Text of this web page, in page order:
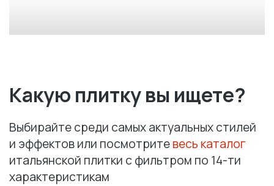
TAGINA ONICE
Какую плитку вы ищете?
Выбирайте среди самых актуальных стилей
и эффектов или посмотритевесь каталог
итальянской плитки с фильтром по 14-ти
характеристикам